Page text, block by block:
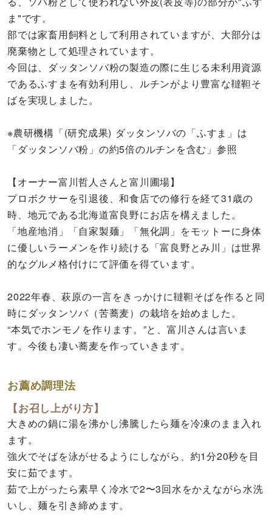
ま"です。
部では家畜用飼料として利用されていますが、大部分は
廃棄物として処理されています。
今回は、ダッタンソバ粉の製造の際に生じる未利用資源
であるふすまを有効利用し、ルチンがより豊富な韃靼そ
ばを実現しました。
※農研機構「(研究成果) ダッタンソバの「ふすま」は
「ダッタンソバ粉」の約5倍のルチンを含む」参照
【オーナー富川哲人さんと富川圃場】
プロボクサーを引退後、和食店での修行を経て31歳の
時、地元である北海道富良野にお店を構えました。
「地産地消」「自家製麺」「無化調」をモットーに身体
に優しいラーメンを作り続ける「富良野とみ川」は世界
的なグルメ格付けにて評価を得ています。
2022年春、萩原の一言をきっかけに韃靼そばを作ると同
時にダッタンソバ（苦蕎麦）の栽培を始めました。
“本気でホンモノを作ります。”と、富川さんは言いま
す。今後も凄い蕎麦を作っていきます。
お薦め調理法
【お召し上がり方】
大きめの鍋に湯を沸かし沸騰したら麺を冷凍のまま入れ
ます。
強火でそばを泳がせるようにしながら、約1分20秒を目
安に茹でます。
茹で上がったら素早く冷水で2〜3回水をかえながら水洗
いし、麺を引き締めます。